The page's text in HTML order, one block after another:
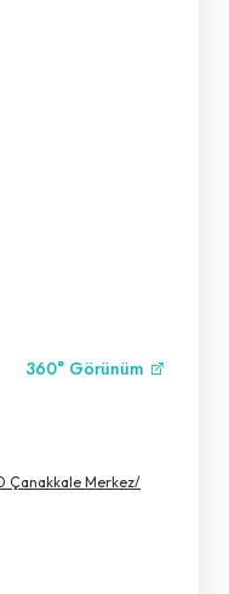
360° Görünüm
Çanakkale Merkez/